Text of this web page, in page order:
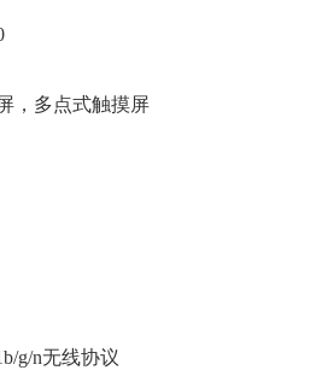
，多点式触摸屏
g/n无线协议